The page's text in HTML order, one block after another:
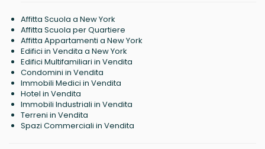
Affitta Scuola a New York
Affitta Scuola per Quartiere
Affitta Appartamenti a New York
Edifici in Vendita a New York
Edifici Multifamiliari in Vendita
Condomini in Vendita
Immobili Medici in Vendita
Hotel in Vendita
Immobili Industriali in Vendita
Terreni in Vendita
Spazi Commerciali in Vendita